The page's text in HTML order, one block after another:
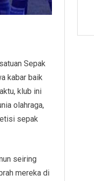
Sepak
kabar baik
klub ini
olahraga,
sepak
seiring
mereka di